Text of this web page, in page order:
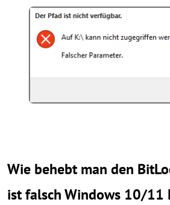
Wie behebt man den
ist falsch Windows 10/11